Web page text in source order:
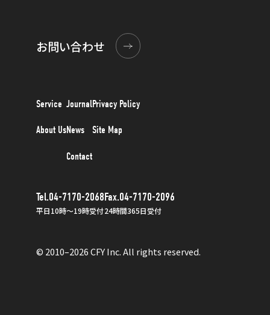
© 2010–2026 CFY Inc. All rights reserved.
お問い合わせ
Service
About Us
Journal
News
Contact
Privacy Policy
Site Map
Tel.04-7170-2068
平日10時〜19時受付
Fax.04-7170-2096
24時間365日受付